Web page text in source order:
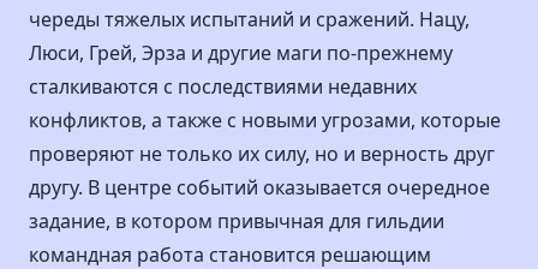
череды тяжелых испытаний и сражений. Нацу,
Люси, Грей, Эрза и другие маги по-прежнему
сталкиваются с последствиями недавних
конфликтов, а также с новыми угрозами, которые
проверяют не только их силу, но и верность друг
другу. В центре событий оказывается очередное
задание, в котором привычная для гильдии
командная работа становится решающим